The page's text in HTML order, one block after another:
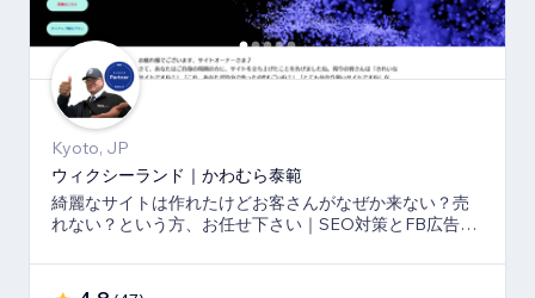
Kyoto, JP
ウィクシーランド｜かわむら泰範
綺麗なサイトは作れたけどお客さんがなぜか来ない？売
れない？という方、お任せ下さい｜SEO対策とFB広告